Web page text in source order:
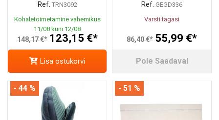
Ref. TRN3092
Kohaletoimetamine vahemikus
11/08 kuni 12/08
148,17 €* 123,15 €*
Lisa ostukorvi
Ref. GEGD336
Varsti tagasi
86,40 €* 55,99 €*
Pole Saadaval
- 44 % - 51 %